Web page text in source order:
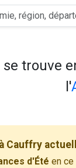
se trouve
l'
Cauffry
d'Été en ce